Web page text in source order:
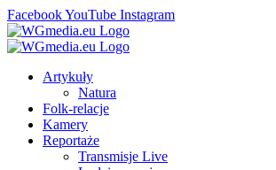
FacebookYouTube Instagram
Artykuły
Natura
Folk-relacje
Kamery
Reportaże
Transmisje Live